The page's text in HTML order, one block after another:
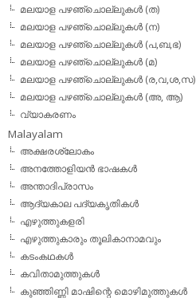
മലയാള പഴഞ്ചൊല്ലുകള്‍ (ത)
മലയാള പഴഞ്ചൊല്ലുകള്‍ (ന)
മലയാള പഴഞ്ചൊല്ലുകള്‍ (പ,ബ,ഭ)
മലയാള പഴഞ്ചൊല്ലുകള്‍ (മ)
മലയാള പഴഞ്ചൊല്ലുകള്‍ (ര,വ,ശ,സ)
മലയാള പഴഞ്ചൊല്ലുകൾ (അ, ആ)
വ്യാകരണം
Malayalam
അക്ഷരശ്ലോകം
അനത്തോളിയന്‍ ഭാഷകള്‍
അന്താദിപ്രാസം
ആദ്യകാല പദ്യകൃതികള്‍
എഴുത്തുകളരി
എഴുത്തുകാരും തൂലികാനാമവും
കടംകഥകള്‍
കവിതാമുത്തുകള്‍
കുഞ്ഞിണ്ണി മാഷിന്റെ മൊഴിമുത്തുകള്‍